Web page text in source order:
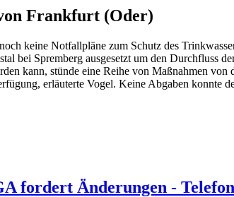
Frankfurt (Oder)
keine Notfallpläne zum Schutz des
bei Spremberg ausgesetzt um den Durchfluss
kann, stünde eine Reihe von Maßnahmen
erläuterte Vogel. Keine Abgaben konnte
fordert Änderungen -